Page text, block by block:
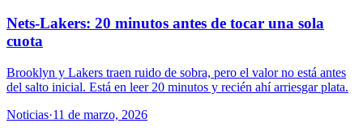
Nets-Lakers: 20 minutos antes de tocar una sola
cuota
Brooklyn y Lakers traen ruido de sobra, pero el valor no está antes
del salto inicial. Está en leer 20 minutos y recién ahí arriesgar plata.
Noticias·11 de marzo, 2026